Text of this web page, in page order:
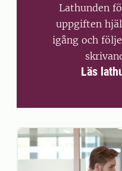
Lathunden
uppgiften
igång och
Läs